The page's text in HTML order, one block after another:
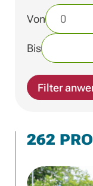
Von
Bis
Filter
262
gefunden
262